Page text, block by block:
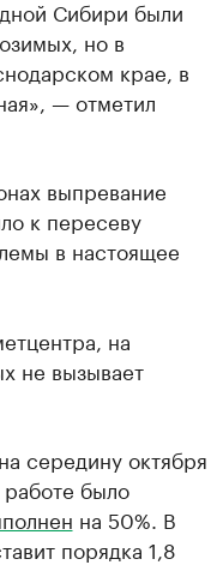
Сибири были
но в
крае, в
— отметил
выпревание
к пересеву
в настоящее
на
не вызывает
середину октября
было
на 50%. В
порядка 1,8